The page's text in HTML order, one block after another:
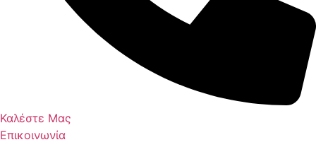
Καλέστε Μας
Επικοινωνία